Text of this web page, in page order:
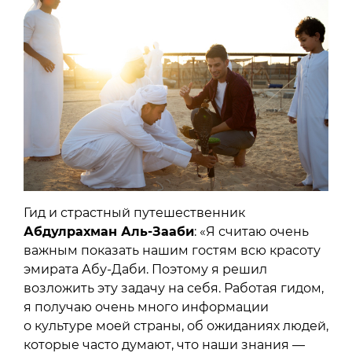
Гид и страстный путешественник
Абдулрахман Аль-Зааби: «Я считаю очень
важным показать нашим гостям всю красоту
эмирата Абу-Даби. Поэтому я решил
возложить эту задачу на себя. Работая гидом,
я получаю очень много информации
о культуре моей страны, об ожиданиях людей,
которые часто думают, что наши знания —